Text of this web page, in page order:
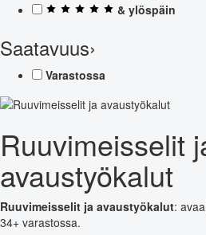
& ylöspäin
Saatavuus›
Varastossa
Ruuvimeisselit
avaustyökalut
Ruuvimeisselit ja avaustyökalut:
34+ varastossa.